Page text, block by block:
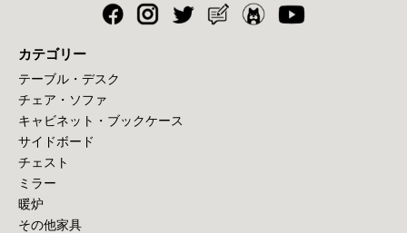
カテゴリー
テーブル・デスク
チェア・ソファ
キャビネット・ブックケース
サイドボード
チェスト
ミラー
暖炉
その他家具